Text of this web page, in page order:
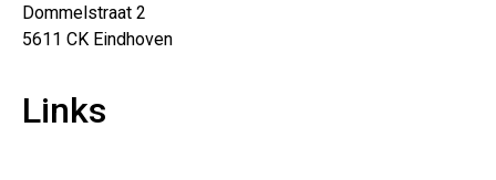
Dommelstraat 2
5611 CK Eindhoven
Links